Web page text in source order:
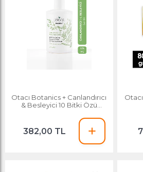
Otacı Botanics + Canlandırıcı
& Besleyici 10 Bitki Özü
382,00 TL